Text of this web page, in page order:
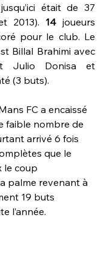
était de 37
2013). 14 joueurs
pour le club. Le
Julio Donisa et
(3 buts).
FC a encaissé
faible nombre de
arrivé 6 fois
que le
le coup
palme revenant à
19 buts
l’année.